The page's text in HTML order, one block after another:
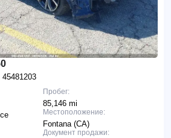
45481203
Пробег:
85,146 mi
Местоположение:
Fontana (CA)
Документ продажи: